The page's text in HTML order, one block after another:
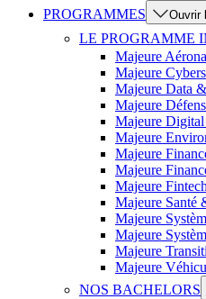
PROGRAMMES
Ouvrir
LE PROGRAMME
Majeure
Majeure
Majeure Data
Majeure
Majeure
Majeure
Majeure
Majeure
Majeure
Majeure Santé
Majeure
Majeure
Majeure
Majeure
NOS BACHELORS